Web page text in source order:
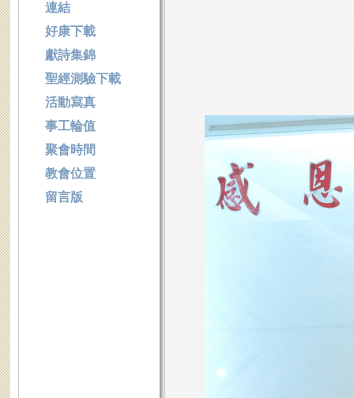
連結
好康下載
獻詩集錦
聖經測驗下載
活動寫真
事工輪值
聚會時間
教會位置
留言版